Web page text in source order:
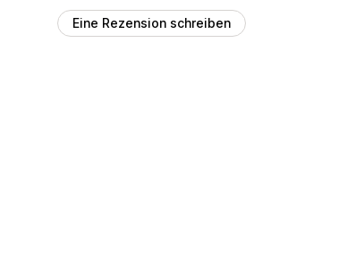
Eine Rezension schreiben